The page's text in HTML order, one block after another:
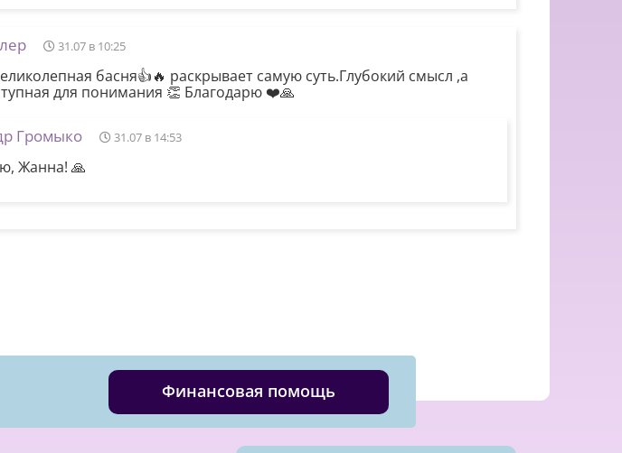
31.07 в 10:25
басня👍🔥 раскрывает самую суть.Глубокий смысл ,а
для понимания 👏 Благодарю ❤️🙏
Громыко 31.07 в 14:53
Жанна! 🙏
Финансовая помощь